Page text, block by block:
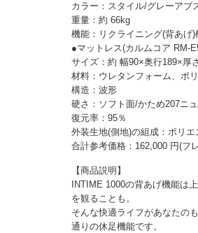
カラー：スタイル/グレーアブ
重量：約 66kg
機能：リクライニング(背あげ
●マットレス(カルムコア RM-
サイズ：約 幅90×奥行189×厚
材料：ウレタンフォーム、ポ
構造：波形
硬さ：ソフト面/かため207ニ
復元率：95％
外装生地(側地)の組成：ポリエ
合計参考価格：162,000 円(フ
【商品説明】
INTIME 1000の背あげ機能は
を観ることも。
そんな快適ライフがあなたの
通りの休足機能です。